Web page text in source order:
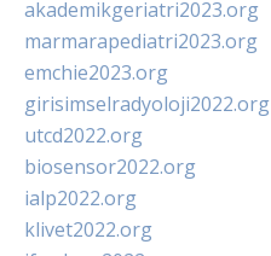
akademikgeriatri2023.org
marmarapediatri2023.org
emchie2023.org
girisimselradyoloji2022.org
utcd2022.org
biosensor2022.org
ialp2022.org
klivet2022.org